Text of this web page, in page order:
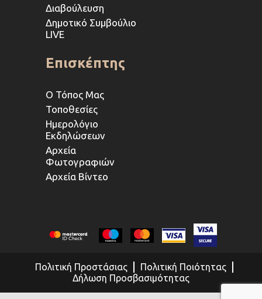
Διαβούλευση
Δημοτικό Συμβούλιο
LIVE
Επισκέπτης
Ο Τόπος Μας
Τοποθεσίες
Ημερολόγιο
Εκδηλώσεων
Αρχεία
Φωτογραφιών
Αρχεία Βίντεο
Πολιτική Προστάσιας
Πολιτική Ποιότητας
Δήλωση Προσβασιμότητας